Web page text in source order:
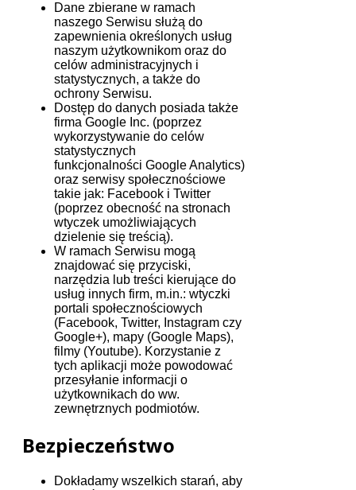
Dane zbierane w ramach
naszego Serwisu służą do
zapewnienia określonych usług
naszym użytkownikom oraz do
celów administracyjnych i
statystycznych, a także do
ochrony Serwisu.
Dostęp do danych posiada także
firma Google Inc. (poprzez
wykorzystywanie do celów
statystycznych
funkcjonalności Google Analytics)
oraz serwisy społecznościowe
takie jak: Facebook i Twitter
(poprzez obecność na stronach
wtyczek umożliwiających
dzielenie się treścią).
W ramach Serwisu mogą
znajdować się przyciski,
narzędzia lub treści kierujące do
usług innych firm, m.in.: wtyczki
portali społecznościowych
(Facebook, Twitter, Instagram czy
Google+), mapy (Google Maps),
filmy (Youtube). Korzystanie z
tych aplikacji może powodować
przesyłanie informacji o
użytkownikach do ww.
zewnętrznych podmiotów.
Bezpieczeństwo
Dokładamy wszelkich starań, aby